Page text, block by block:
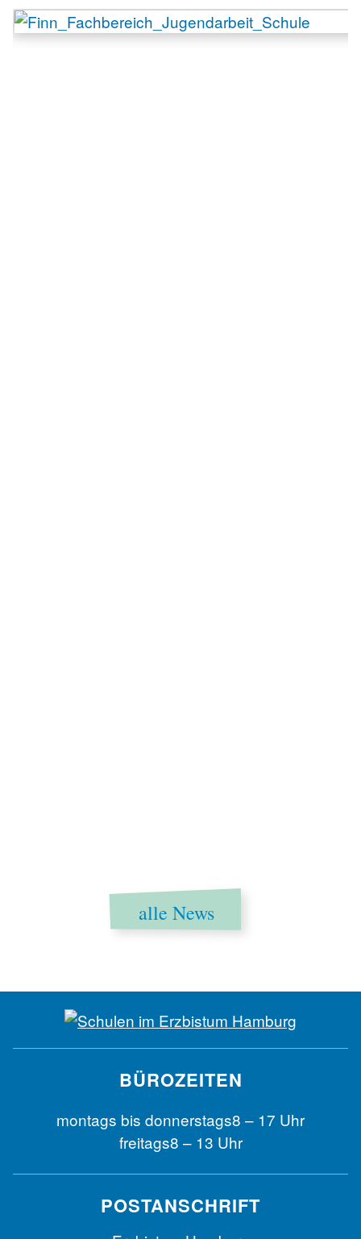
alle News
BÜROZEITEN
montags bis donnerstags8 – 17 Uhr
freitags8 – 13 Uhr
POSTANSCHRIFT